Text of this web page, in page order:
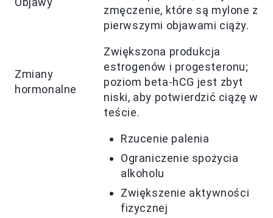
zmęczenie, które są mylone z
pierwszymi objawami ciąży.
Zmiany
hormonalne
Zwiększona produkcja
estrogenów i progesteronu;
poziom beta-hCG jest zbyt
niski, aby potwierdzić ciążę w
teście.
Rzucenie palenia
Ograniczenie spożycia
alkoholu
Zwiększenie aktywności
fizycznej